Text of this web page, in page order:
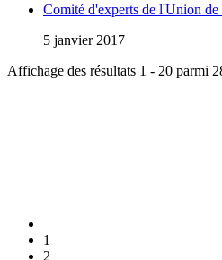
Comité d'experts de l'Union
5 janvier 2017
Affichage des résultats 1 - 20 parmi
1
2